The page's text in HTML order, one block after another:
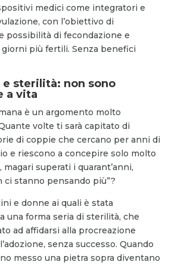
medici come integratori e
con l’obiettivo di
possibilità di fecondazione e
più fertili. Senza benefici
sterilità: non sono
a vita
è un argomento molto
volte ti sarà capitato di
di coppie che cercano per anni di
e riescono a concepire solo molto
superati i quarant’anni,
ci stanno pensando più”?
e donne ai quali è stata
una forma seria di sterilità, che
ad affidarsi alla procreazione
senza successo. Quando
messo una pietra sopra diventano